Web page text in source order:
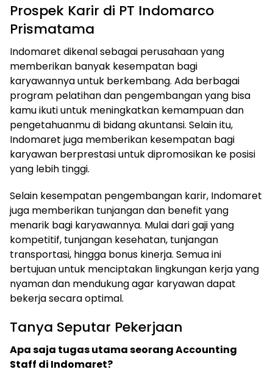
Prospek Karir di PT Indomarco
Prismatama
Indomaret dikenal sebagai perusahaan yang
memberikan banyak kesempatan bagi
karyawannya untuk berkembang. Ada berbagai
program pelatihan dan pengembangan yang bisa
kamu ikuti untuk meningkatkan kemampuan dan
pengetahuanmu di bidang akuntansi. Selain itu,
Indomaret juga memberikan kesempatan bagi
karyawan berprestasi untuk dipromosikan ke posisi
yang lebih tinggi.
Selain kesempatan pengembangan karir, Indomaret
juga memberikan tunjangan dan benefit yang
menarik bagi karyawannya. Mulai dari gaji yang
kompetitif, tunjangan kesehatan, tunjangan
transportasi, hingga bonus kinerja. Semua ini
bertujuan untuk menciptakan lingkungan kerja yang
nyaman dan mendukung agar karyawan dapat
bekerja secara optimal.
Tanya Seputar Pekerjaan
Apa saja tugas utama seorang Accounting
Staff di Indomaret?